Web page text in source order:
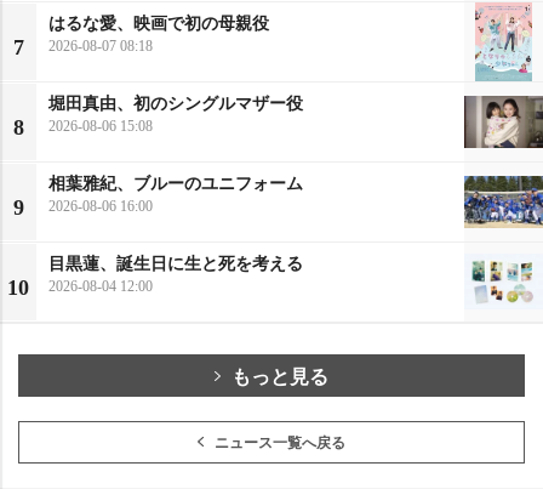
7
はるな愛、映画で初の母親役
2026-08-07 08:18
8
堀田真由、初のシングルマザー役
2026-08-06 15:08
9
相葉雅紀、ブルーのユニフォーム
2026-08-06 16:00
10
目黒蓮、誕生日に生と死を考える
2026-08-04 12:00
もっと見る
ニュース一覧へ戻る